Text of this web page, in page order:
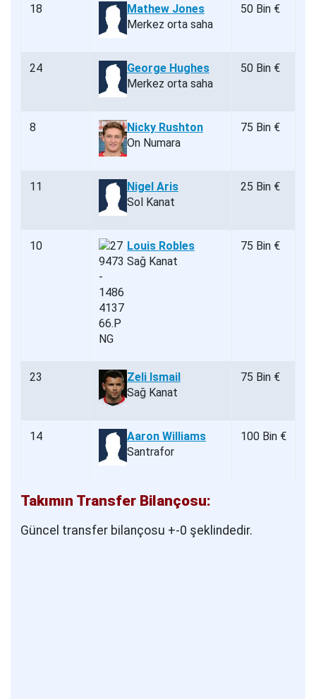
18
Mathew Jones
Merkez orta saha
50 Bin €
24
George Hughes
Merkez orta saha
50 Bin €
8
Nicky Rushton
On Numara
75 Bin €
11
Nigel Aris
Sol Kanat
25 Bin €
10
Louis Robles
Sağ Kanat
75 Bin €
23
Zeli Ismail
Sağ Kanat
75 Bin €
14
Aaron Williams
Santrafor
100 Bin €
Takımın Transfer Bilançosu:
Güncel transfer bilançosu +-0 şeklindedir.